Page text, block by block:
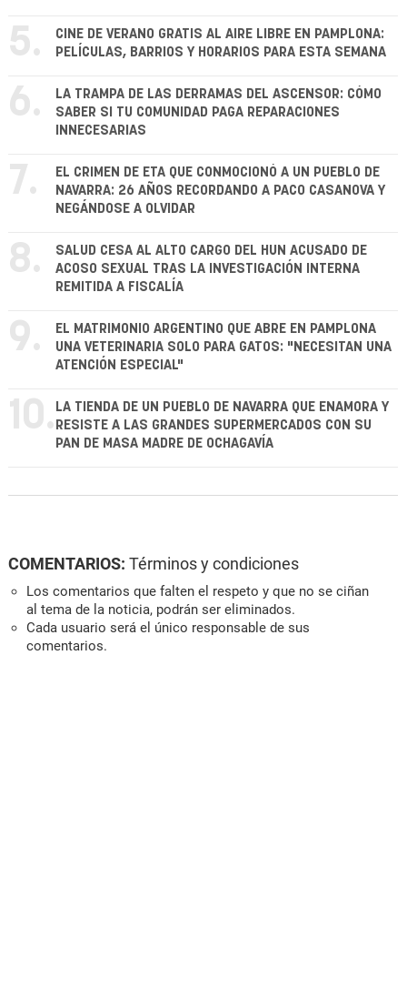
5.
CINE DE VERANO GRATIS AL AIRE LIBRE EN PAMPLONA:
PELÍCULAS, BARRIOS Y HORARIOS PARA ESTA SEMANA
6.
LA TRAMPA DE LAS DERRAMAS DEL ASCENSOR: CÓMO
SABER SI TU COMUNIDAD PAGA REPARACIONES
INNECESARIAS
7.
EL CRIMEN DE ETA QUE CONMOCIONÓ A UN PUEBLO DE
NAVARRA: 26 AÑOS RECORDANDO A PACO CASANOVA Y
NEGÁNDOSE A OLVIDAR
8.
SALUD CESA AL ALTO CARGO DEL HUN ACUSADO DE
ACOSO SEXUAL TRAS LA INVESTIGACIÓN INTERNA
REMITIDA A FISCALÍA
9.
EL MATRIMONIO ARGENTINO QUE ABRE EN PAMPLONA
UNA VETERINARIA SOLO PARA GATOS: "NECESITAN UNA
ATENCIÓN ESPECIAL"
10. LA TIENDA DE UN PUEBLO DE NAVARRA QUE ENAMORA Y
RESISTE A LAS GRANDES SUPERMERCADOS CON SU
PAN DE MASA MADRE DE OCHAGAVÍA
COMENTARIOS: Términos y condiciones
Los comentarios que falten el respeto y que no se ciñan
al tema de la noticia, podrán ser eliminados.
Cada usuario será el único responsable de sus
comentarios.